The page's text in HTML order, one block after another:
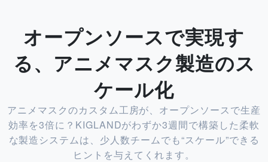
オープンソースで実現す
る、アニメマスク製造のス
ケール化
アニメマスクのカスタム工房が、オープンソースで生産
効率を3倍に？KIGLANDがわずか3週間で構築した柔軟
な製造システムは、少人数チームでも“スケール”できる
ヒントを与えてくれます。